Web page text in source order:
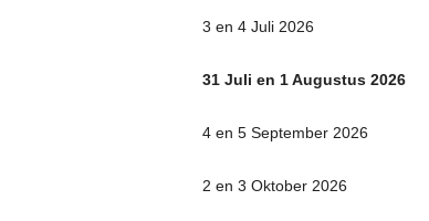
3 en 4 Juli 2026
31 Juli en 1 Augustus 2026
4 en 5 September 2026
2 en 3 Oktober 2026